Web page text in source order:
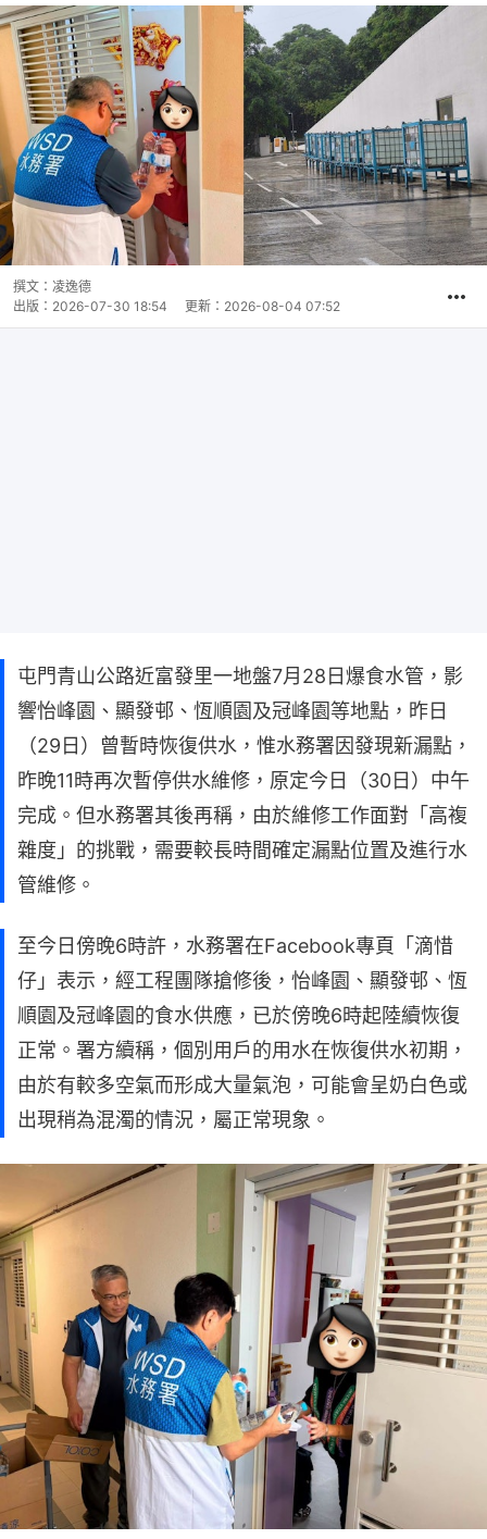
撰文： 凌逸德
出版： 2026-07-30 18:54 更新： 2026-08-04 07:52
屯門青山公路近富發里一地盤7月28日爆食水管，影
響怡峰園、顯發邨、恆順園及冠峰園等地點，昨日
（29日）曾暫時恢復供水，惟水務署因發現新漏點，
昨晚11時再次暫停供水維修，原定今日（30日）中午
完成。但水務署其後再稱，由於維修工作面對「高複
雜度」的挑戰，需要較長時間確定漏點位置及進行水
管維修。
至今日傍晚6時許，水務署在Facebook專頁「滴惜
仔」表示，經工程團隊搶修後，怡峰園、顯發邨、恆
順園及冠峰園的食水供應，已於傍晚6時起陸續恢復
正常。署方續稱，個別用戶的用水在恢復供水初期，
由於有較多空氣而形成大量氣泡，可能會呈奶白色或
出現稍為混濁的情況，屬正常現象。